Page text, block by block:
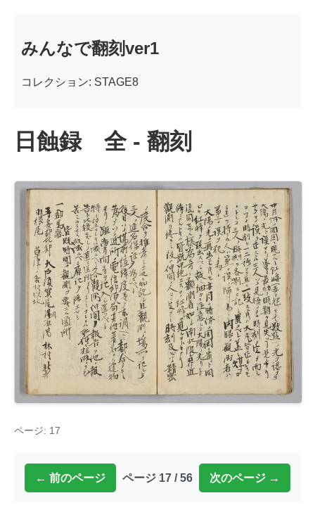
みんなで翻刻ver1
コレクション: STAGE8
日蝕録 全 - 翻刻
ページ: 17
← 前のページ ページ 17 / 56 次のページ →